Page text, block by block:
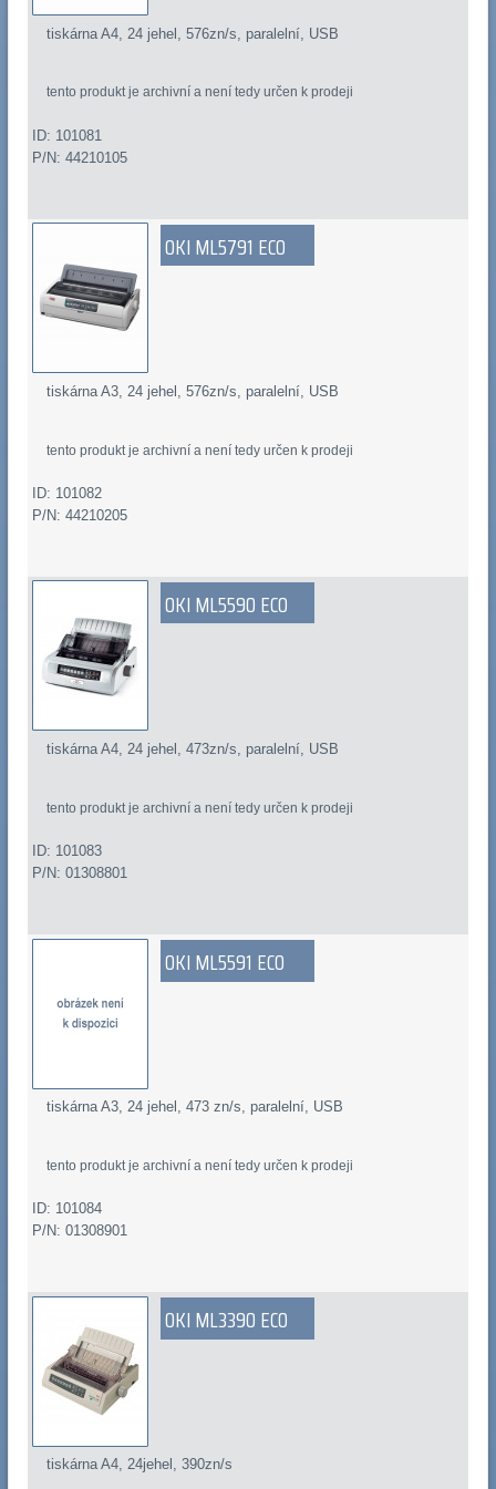
tiskárna A4, 24 jehel, 576zn/s, paralelní, USB
tento produkt je archivní a není tedy určen k prodeji
ID: 101081
P/N: 44210105
OKI ML5791 ECO
tiskárna A3, 24 jehel, 576zn/s, paralelní, USB
tento produkt je archivní a není tedy určen k prodeji
ID: 101082
P/N: 44210205
OKI ML5590 ECO
tiskárna A4, 24 jehel, 473zn/s, paralelní, USB
tento produkt je archivní a není tedy určen k prodeji
ID: 101083
P/N: 01308801
OKI ML5591 ECO
tiskárna A3, 24 jehel, 473 zn/s, paralelní, USB
tento produkt je archivní a není tedy určen k prodeji
ID: 101084
P/N: 01308901
OKI ML3390 ECO
tiskárna A4, 24jehel, 390zn/s